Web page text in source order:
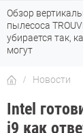
Топ-8 недорогих
Fi 7: все
стандарта
Новости
Intel
i9 как